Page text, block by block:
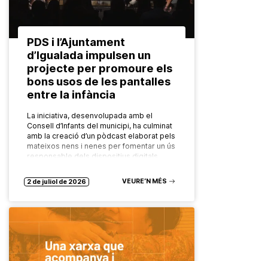
PDS i l’Ajuntament
d’Igualada impulsen un
projecte per promoure els
bons usos de les pantalles
entre la infància
La iniciativa, desenvolupada amb el
Consell d’Infants del municipi, ha culminat
amb la creació d’un pòdcast elaborat pels
mateixos nens i nenes per fomentar un ús
responsable dels dispositius digitals…
2 de juliol de 2026 VEURE’N MÉS